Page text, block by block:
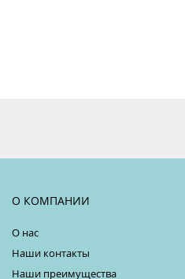
О КОМПАНИИ
О нас
Наши контакты
Наши преимущества